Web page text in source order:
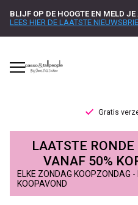
BLIJF OP DE HOOGTE EN MELD
LEES HIER DE LAATSTE
Gratis
Riemen
Passo
LAATSTE
VANAF 50%
ELKE ZONDAG KOOPZONDAG
KOOPAVOND